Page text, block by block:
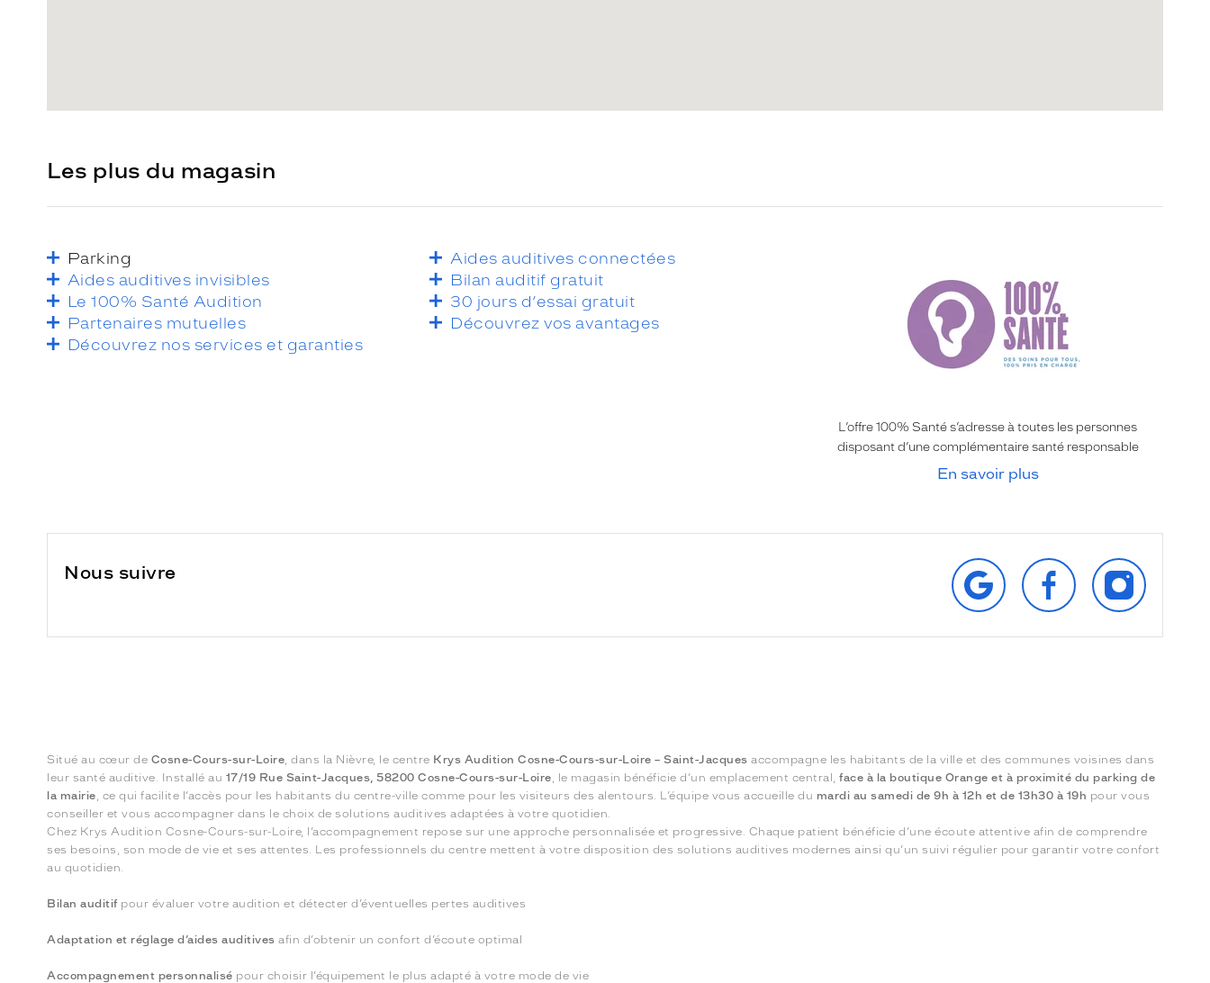
Les plus du magasin
Parking
Aides auditives connectées
Aides auditives invisibles
Bilan auditif gratuit
Le 100% Santé Audition
30 jours d’essai gratuit
Partenaires mutuelles
Découvrez vos avantages
Découvrez nos services et garanties
L’offre 100% Santé s’adresse à toutes les personnes
disposant d’une complémentaire santé responsable
En savoir plus
Nous suivre
RETROUVEZ‑NOUS
SUR
GOOGLE
SUIVEZ‑NOUS
SUR
FACEBOOK
SUR
INSTAGRAM
Situé au cœur de Cosne-Cours-sur-Loire , dans la Nièvre, le centre Krys Audition Cosne-Cours-sur-Loire – Saint-Jacques accompagne les habitants de la ville et des communes voisines dans
leur santé auditive. Installé au 17/19 Rue Saint-Jacques, 58200 Cosne-Cours-sur-Loire , le magasin bénéficie d’un emplacement central,face à la boutique Orange et à proximité du parking de
la mairie , ce qui facilite l’accès pour les habitants du centre-ville comme pour les visiteurs des alentours. L’équipe vous accueille du mardi au samedi de 9h à 12h et de 13h30 à 19h pour vous
conseiller et vous accompagner dans le choix de solutions auditives adaptées à votre quotidien.
Chez Krys Audition Cosne-Cours-sur-Loire, l’accompagnement repose sur une approche personnalisée et progressive. Chaque patient bénéficie d’une écoute attentive afin de comprendre
ses besoins, son mode de vie et ses attentes. Les professionnels du centre mettent à votre disposition des solutions auditives modernes ainsi qu’un suivi régulier pour garantir votre confort
au quotidien.
Bilan auditifpour évaluer votre audition et détecter d’éventuelles pertes auditives
Adaptation et réglage d’aides auditives afin d’obtenir un confort d’écoute optimal
Accompagnement personnalisé pour choisir l’équipement le plus adapté à votre mode de vie